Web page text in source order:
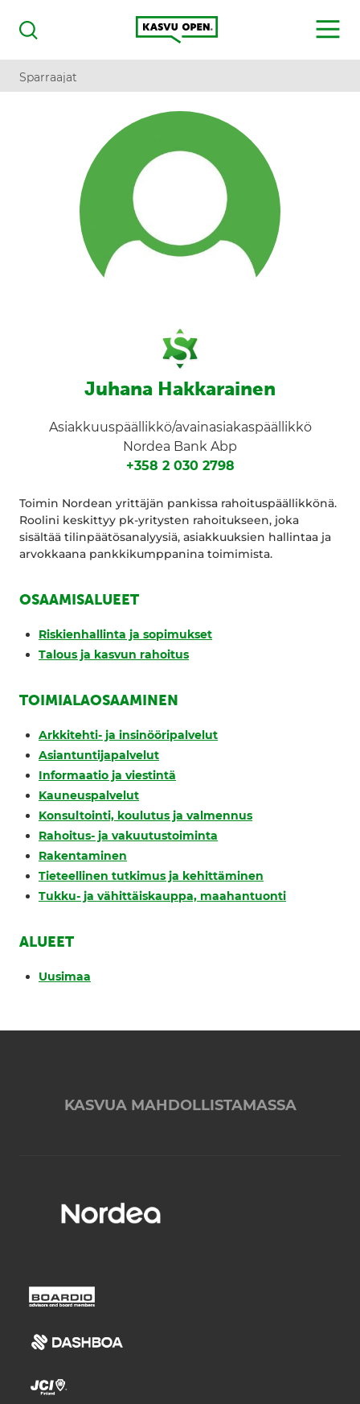
Haku
Kasvu Open
MENU
Sparraajat
Juhana Hakkarainen
Asiakkuuspäällikkö/avainasiakaspäällikkö
Nordea Bank Abp
+358 2 030 2798
Toimin Nordean yrittäjän pankissa rahoituspäällikkönä.
Roolini keskittyy pk-yritysten rahoitukseen, joka
sisältää tilinpäätösanalyysiä, asiakkuuksien hallintaa ja
arvokkaana pankkikumppanina toimimista.
OSAAMISALUEET
Riskienhallinta ja sopimukset
Talous ja kasvun rahoitus
TOIMIALAOSAAMINEN
Arkkitehti- ja insinööripalvelut
Asiantuntijapalvelut
Informaatio ja viestintä
Kauneuspalvelut
Konsultointi, koulutus ja valmennus
Rahoitus- ja vakuutustoiminta
Rakentaminen
Tieteellinen tutkimus ja kehittäminen
Tukku- ja vähittäiskauppa, maahantuonti
ALUEET
Uusimaa
KASVUA MAHDOLLISTAMASSA